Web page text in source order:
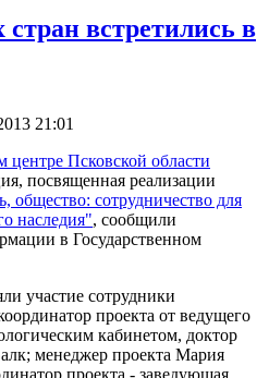
стран встретились в
21:01
центре Псковской области
посвященная реализации
общество: сотрудничество для
наследия", сообщили
в Государственном
участие сотрудники
проекта от ведущего
кабинетом, доктор
менеджер проекта Мария
проекта - заведующая